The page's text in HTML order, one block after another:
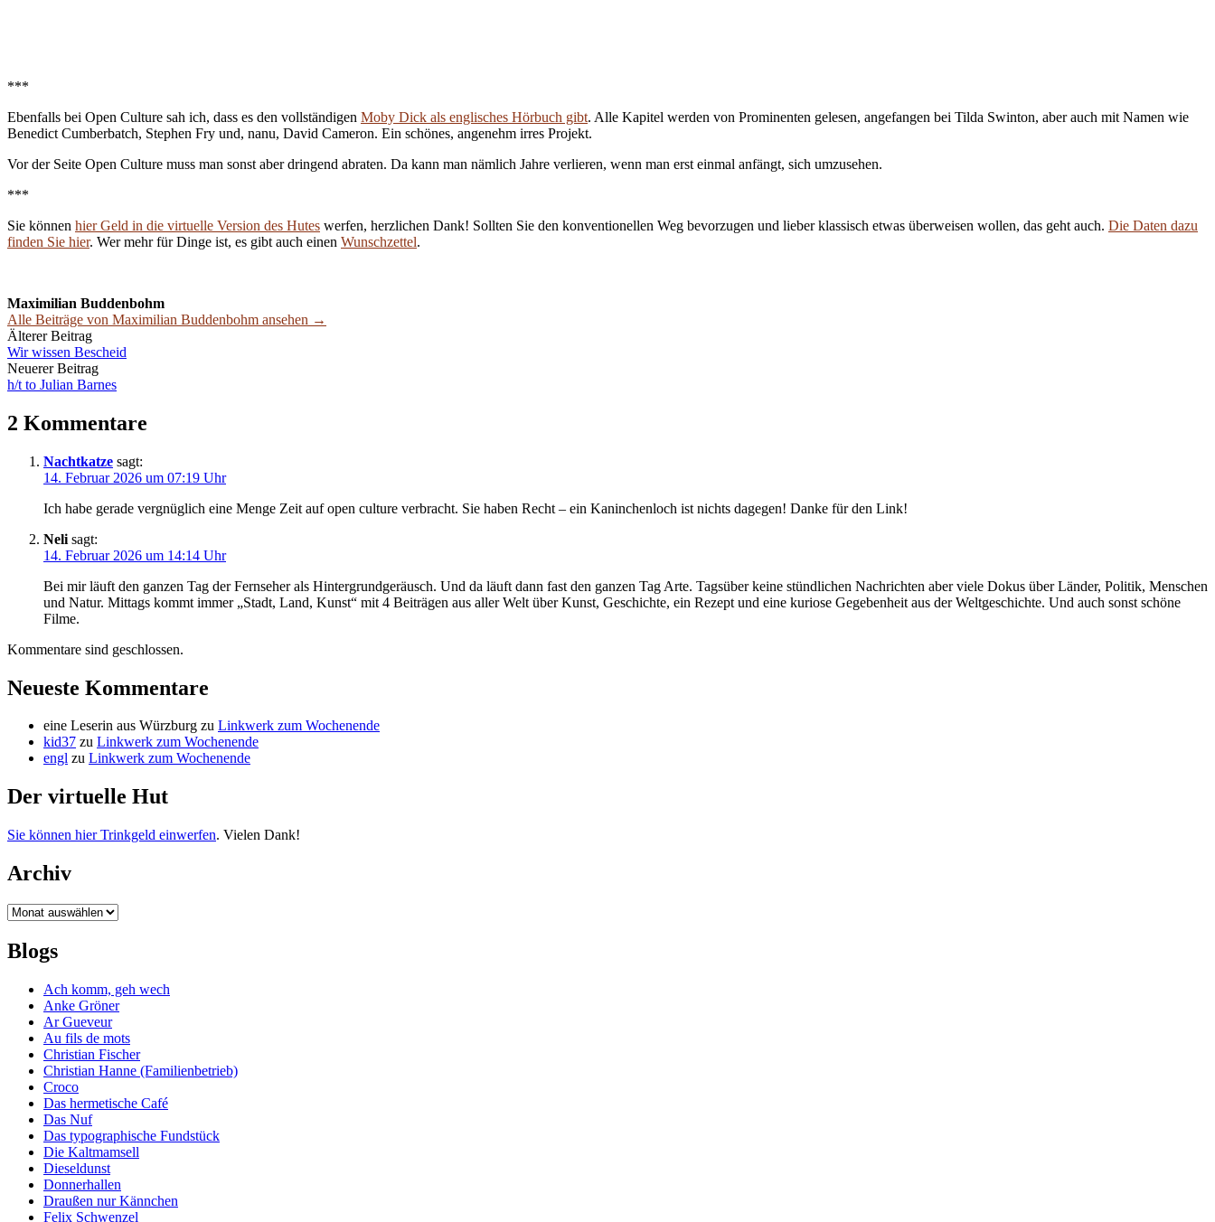
***
Ebenfalls bei Open Culture sah ich, dass es den vollständigen Moby Dick als englisches Hörbuch gibt. Alle Kapitel werden von Prominenten gelesen, angefangen bei Tilda Swinton, aber auch mit Namen wie
Benedict Cumberbatch, Stephen Fry und, nanu, David Cameron. Ein schönes, angenehm irres Projekt.
Vor der Seite Open Culture muss man sonst aber dringend abraten. Da kann man nämlich Jahre verlieren, wenn man erst einmal anfängt, sich umzusehen.
***
Sie können hier Geld in die virtuelle Version des Hutes werfen, herzlichen Dank! Sollten Sie den konventionellen Weg bevorzugen und lieber klassisch etwas überweisen wollen, das geht auch. Die Daten dazu
finden Sie hier. Wer mehr für Dinge ist, es gibt auch einen Wunschzettel.
Maximilian Buddenbohm
Alle Beiträge von Maximilian Buddenbohm ansehen →
Beitrags-
Navigation
Älterer Beitrag
Wir wissen Bescheid
Neuerer Beitrag
h/t to Julian Barnes
2 Kommentare
Nachtkatze sagt:
14. Februar 2026 um 07:19 Uhr
Ich habe gerade vergnüglich eine Menge Zeit auf open culture verbracht. Sie haben Recht – ein Kaninchenloch ist nichts dagegen! Danke für den Link!
Neli sagt:
14. Februar 2026 um 14:14 Uhr
Bei mir läuft den ganzen Tag der Fernseher als Hintergrundgeräusch. Und da läuft dann fast den ganzen Tag Arte. Tagsüber keine stündlichen Nachrichten aber viele Dokus über Länder, Politik, Menschen
und Natur. Mittags kommt immer „Stadt, Land, Kunst“ mit 4 Beiträgen aus aller Welt über Kunst, Geschichte, ein Rezept und eine kuriose Gegebenheit aus der Weltgeschichte. Und auch sonst schöne
Filme.
Kommentare sind geschlossen.
Neueste Kommentare
eine Leserin aus Würzburg zu Linkwerk zum Wochenende
kid37 zu Linkwerk zum Wochenende
engl zu Linkwerk zum Wochenende
Der virtuelle Hut
Sie können hier Trinkgeld einwerfen. Vielen Dank!
Archiv
Archiv
Blogs
Ach komm, geh wech
Anke Gröner
Ar Gueveur
Au fils de mots
Christian Fischer
Christian Hanne (Familienbetrieb)
Croco
Das hermetische Café
Das Nuf
Das typographische Fundstück
Die Kaltmamsell
Dieseldunst
Donnerhallen
Draußen nur Kännchen
Felix Schwenzel